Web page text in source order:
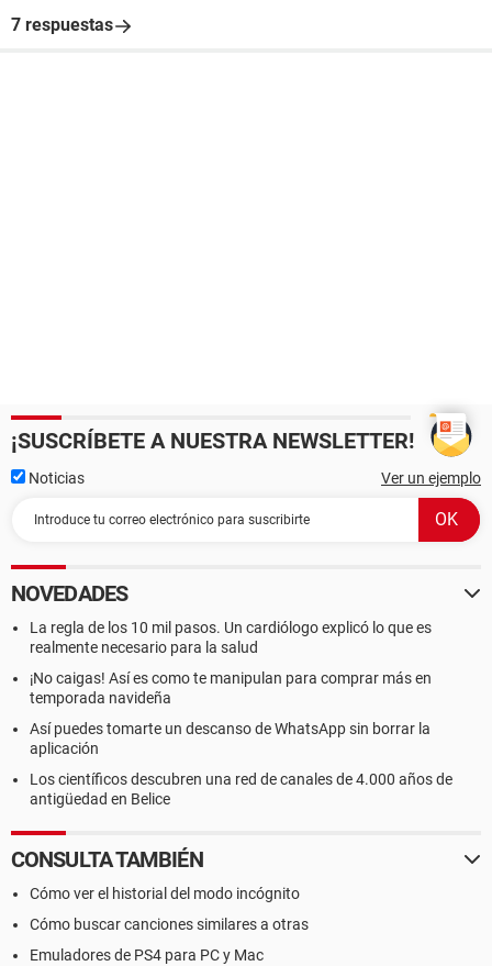
7 respuestas
¡SUSCRÍBETE A NUESTRA NEWSLETTER!
Noticias Ver un ejemplo
NOVEDADES
La regla de los 10 mil pasos. Un cardiólogo explicó lo que es
realmente necesario para la salud
¡No caigas! Así es como te manipulan para comprar más en
temporada navideña
Así puedes tomarte un descanso de WhatsApp sin borrar la
aplicación
Los científicos descubren una red de canales de 4.000 años de
antigüedad en Belice
CONSULTA TAMBIÉN
Cómo ver el historial del modo incógnito
Cómo buscar canciones similares a otras
Emuladores de PS4 para PC y Mac